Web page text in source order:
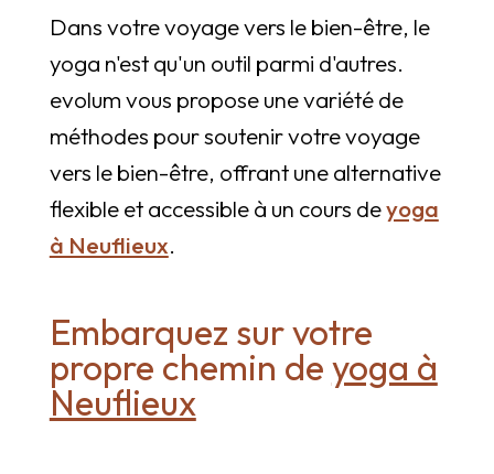
Dans votre voyage vers le bien-être, le
yoga n'est qu'un outil parmi d'autres.
evolum vous propose une variété de
méthodes pour soutenir votre voyage
vers le bien-être, offrant une alternative
flexible et accessible à un cours deyoga
à Neuflieux.
Embarquez sur votre
propre chemin de yoga à
Neuflieux